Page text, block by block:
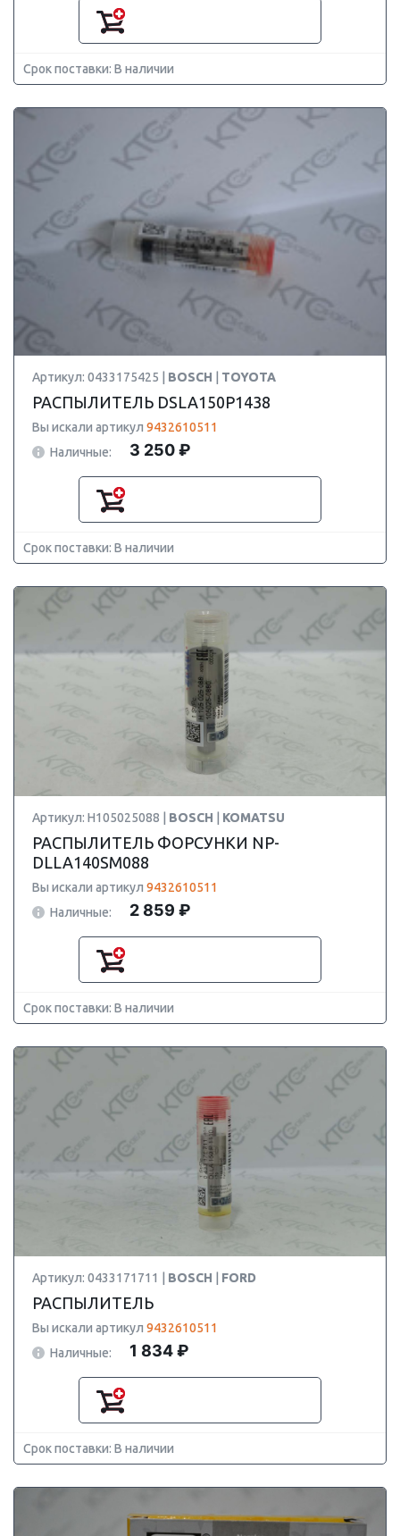
Срок поставки: В наличии
Артикул: 0433175425 | BOSCH TOYOTA
РАСПЫЛИТЕЛЬ DSLA150P1438
Вы искали артикул 9432610511
Наличные:
3 250 ₽
Срок поставки: В наличии
Артикул: H105025088 | BOSCH KOMATSU
РАСПЫЛИТЕЛЬ ФОРСУНКИ NP-
DLLA140SM088
Вы искали артикул 9432610511
Наличные:
2 859 ₽
Срок поставки: В наличии
Артикул: 0433171711 | BOSCH FORD
РАСПЫЛИТЕЛЬ
Вы искали артикул 9432610511
Наличные:
1 834 ₽
Срок поставки: В наличии